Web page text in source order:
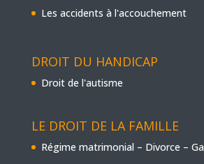
Les accidents à l'accouchement
DROIT DU HANDICAP
Droit de l'autisme
LE DROIT DE LA FAMILLE
Régime matrimonial – Divorce –